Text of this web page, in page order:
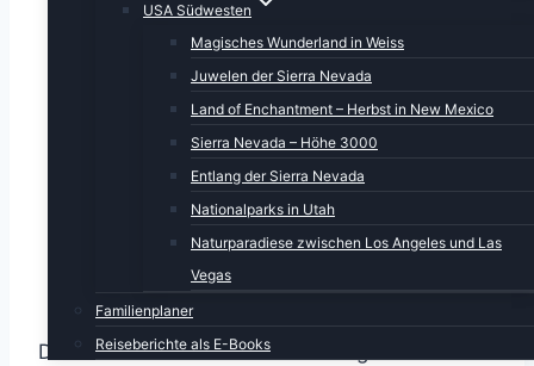
USA Südwesten
Magisches Wunderland in Weiss
Juwelen der Sierra Nevada
Land of Enchantment – Herbst in New Mexico
Sierra Nevada – Höhe 3000
Entlang der Sierra Nevada
Nationalparks in Utah
Naturparadiese zwischen Los Angeles und Las
Vegas
Familienplaner
Reiseberichte als E-Books
Dann noch bei Aldi die Vorräte ergänzt und auf